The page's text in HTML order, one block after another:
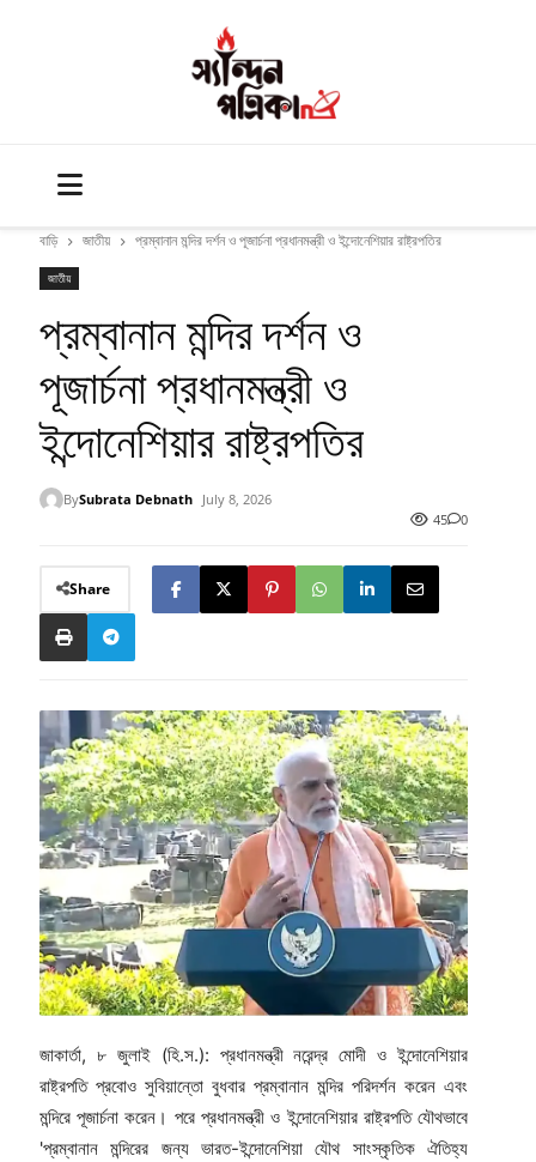
বাড়ি জাতীয় প্রম্বানান মন্দির দর্শন ও পূজার্চনা প্রধানমন্ত্রী ও ইন্দোনেশিয়ার রাষ্ট্রপতির
জাতীয়
প্রম্বানান মন্দির দর্শন ও
পূজার্চনা প্রধানমন্ত্রী ও
ইন্দোনেশিয়ার রাষ্ট্রপতির
BySubrata Debnath
July 8, 2026
45
0
Share
জাকার্তা, ৮ জুলাই (হি.স.): প্রধানমন্ত্রী নরেন্দ্র মোদী ও ইন্দোনেশিয়ার
রাষ্ট্রপতি প্রবোও সুবিয়ান্তো বুধবার প্রম্বানান মন্দির পরিদর্শন করেন এবং
মন্দিরে পূজার্চনা করেন। পরে প্রধানমন্ত্রী ও ইন্দোনেশিয়ার রাষ্ট্রপতি যৌথভাবে
'প্রম্বানান মন্দিরের জন্য ভারত-ইন্দোনেশিয়া যৌথ সাংস্কৃতিক ঐতিহ্য